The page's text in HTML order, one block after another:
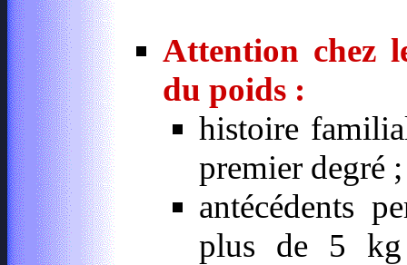
Attention chez
du poids :
histoire
premier degré ;
antécédents
plus de 5